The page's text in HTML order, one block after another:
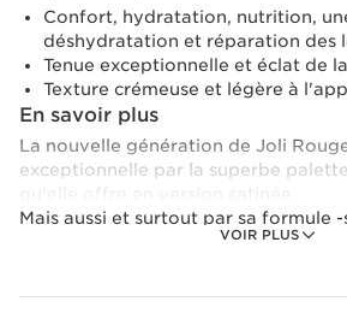
VOIR PLUS
Confort, hydratation, nutrition,
déshydratation et réparation des
Tenue exceptionnelle et éclat de
Texture crémeuse et légère à
En savoir plus
La nouvelle génération de Joli
exceptionnelle par la superbe
Mais aussi et surtout par sa formule
aucun compromis sur le résultat